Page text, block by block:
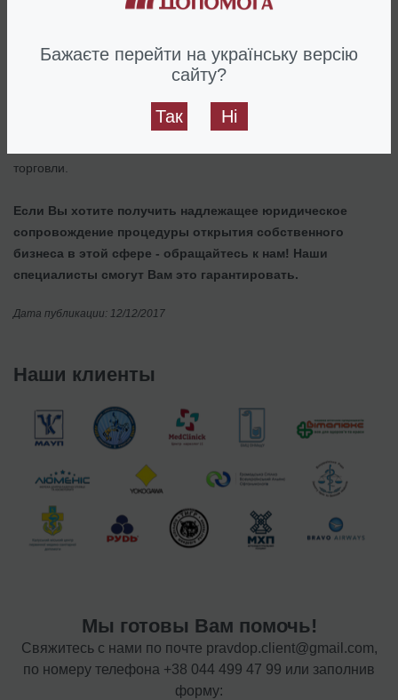
Таким образом, розничная торговля подакцизными товарами в
сети Интернет является возможной при условии, что у
субъекта хозяйствования имеет магазин со специальным
торговли.
Если Вы хотите получить надлежащее юридическое
сопровождение процедуры открытия собственного
бизнеса в этой сфере - обращайтесь к нам! Наши
специалисты смогут Вам это гарантировать.
Дата публикации: 12/12/2017
Наши клиенты
Мы готовы Вам помочь!
Свяжитесь с нами по почте pravdop.client@gmail.com,
по номеру телефона +38 044 499 47 99 или заполнив
форму:
Бажаєте перейти на українську версію
сайту?
Так Ні